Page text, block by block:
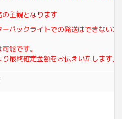
主観となります
パックライトでの発送はできない大
能です。
最終確定金額をお伝えいたします。